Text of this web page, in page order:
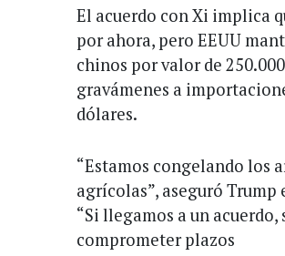
El acuerdo con Xi implica
por ahora, pero EEUU
chinos por valor de
gravámenes a
dólares.
“Estamos congelando los
agrícolas”, aseguró
“Si llegamos a un
comprometer plazos